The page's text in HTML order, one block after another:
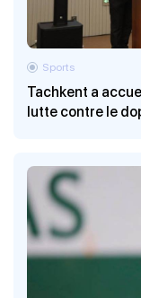
Tachkent a
lutte contre le
Sports